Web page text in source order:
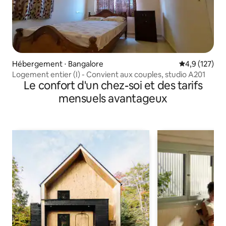
Hébergement ⋅ Bangalore Évaluation
4,9 (127)
Logement entier (I) - Convient aux couples, studio A201
Le confort d'un chez-soi et des tarifs
mensuels avantageux